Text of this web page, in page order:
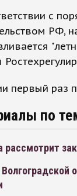
с
РФ,
первый раз
по
рассмотрит